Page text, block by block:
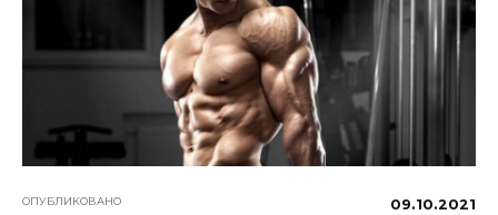
ОПУБЛИКОВАНО 09.10.2021